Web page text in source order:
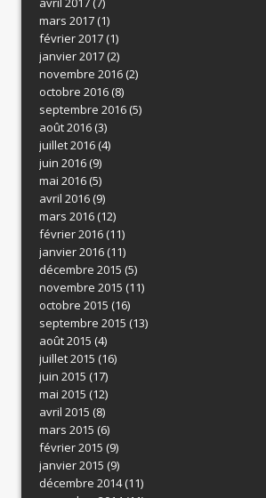
mars 2017(1)
février 2017(1)
janvier 2017(2)
novembre 2016(2)
octobre 2016(8)
septembre 2016(5)
août 2016(3)
juillet 2016(4)
juin 2016(9)
mai 2016(5)
avril 2016(9)
mars 2016(12)
février 2016(11)
janvier 2016(11)
décembre 2015 (5)
novembre 2015 (11)
octobre 2015 (16)
septembre 2015 (13)
août 2015 (4)
juillet 2015 (16)
juin 2015 (17)
mai 2015 (12)
avril 2015 (8)
mars 2015 (6)
février 2015 (9)
janvier 2015 (9)
décembre 2014(11)